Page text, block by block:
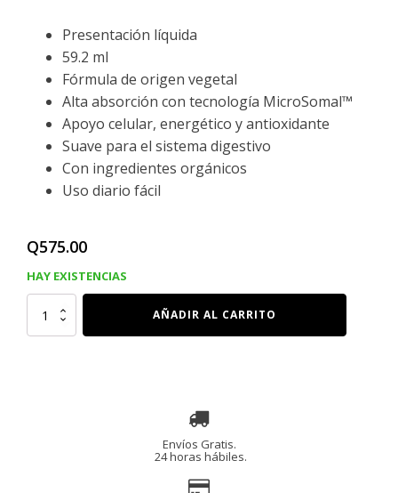
Presentación líquida
59.2 ml
Fórmula de origen vegetal
Alta absorción con tecnología MicroSomal™
Apoyo celular, energético y antioxidante
Suave para el sistema digestivo
Con ingredientes orgánicos
Uso diario fácil
Q575.00
HAY EXISTENCIAS
HIERRO
LIQUIDO
ORIGEN
AÑADIR AL CARRITO
Envíos Gratis.
24 horas hábiles.